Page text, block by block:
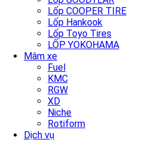
Lốp COOPER TIRE
Lốp Hankook
Lốp Toyo Tires
LỐP YOKOHAMA
Mâm xe
Fuel
KMC
RGW
XD
Niche
Rotiform
Dịch vụ